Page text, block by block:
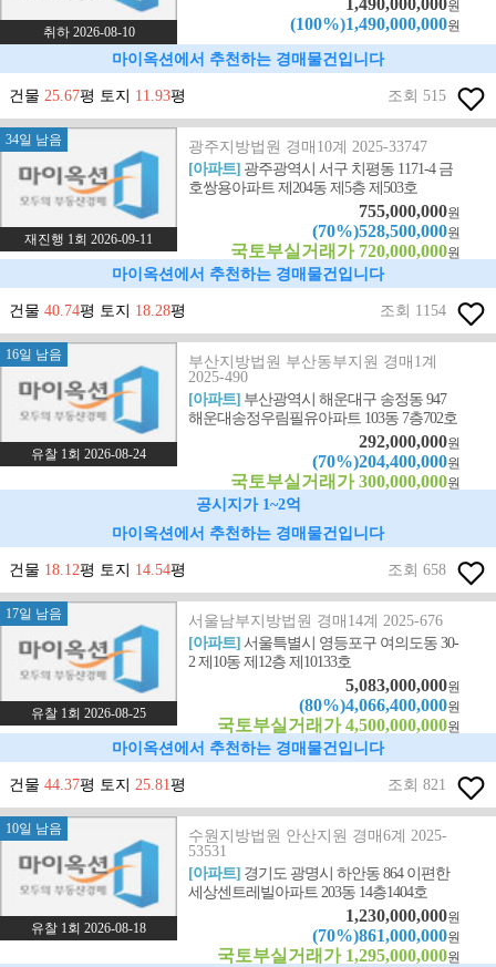
취하 2026-08-10
1,490,000,000원
(100%)1,490,000,000원
마이옥션에서 추천하는 경매물건입니다
건물 25.67평 토지 11.93평 조회 515
34일 남음
재진행 1회 2026-09-11
광주지방법원 경매10계 2025-33747
[아파트] 광주광역시 서구 치평동 1171-4 금
호쌍용아파트 제204동 제5층 제503호
755,000,000원
(70%)528,500,000원
국토부실거래가 720,000,000원
마이옥션에서 추천하는 경매물건입니다
건물 40.74평 토지 18.28평 조회 1154
16일 남음
유찰 1회 2026-08-24
부산지방법원 부산동부지원 경매1계
2025-490
[아파트] 부산광역시 해운대구 송정동 947
해운대송정우림필유아파트 103동 7층702호
292,000,000원
(70%)204,400,000원
국토부실거래가 300,000,000원
공시지가 1~2억
마이옥션에서 추천하는 경매물건입니다
건물 18.12평 토지 14.54평 조회 658
17일 남음
유찰 1회 2026-08-25
서울남부지방법원 경매14계 2025-676
[아파트]서울특별시 영등포구 여의도동 30-
2 제10동 제12층 제10133호
5,083,000,000원
(80%)4,066,400,000원
국토부실거래가 4,500,000,000원
마이옥션에서 추천하는 경매물건입니다
건물 44.37평 토지 25.81평 조회 821
10일 남음
유찰 1회 2026-08-18
수원지방법원 안산지원 경매6계 2025-
53531
[아파트] 경기도 광명시 하안동 864 이편한
세상센트레빌아파트 203동 14층1404호
1,230,000,000원
(70%)861,000,000원
국토부실거래가 1,295,000,000원